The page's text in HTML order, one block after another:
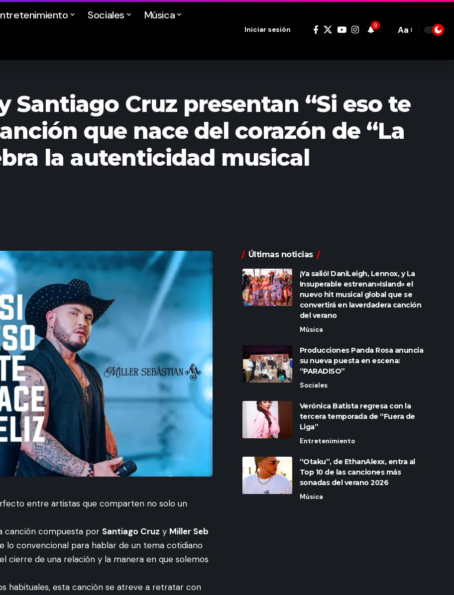
Sociales Música
Iniciar sesión 9
Font
Aa
Santiago Cruz presentan “Si eso te
que nace del corazón de “La
la autenticidad musical
entre artistas que comparten no solo un
canción compuesta por Santiago Cruz y Miller Seb
lo convencional para hablar de un tema cotidiano
cierre de una relación y la manera en que solemos
habituales, esta canción se atreve a retratar con
Últimas noticias
¡Ya salió! DaniLeigh, Lennox, y La
Insuperable estrenan»Island» el
nuevo hit musical global que se
convertirá en laverdadera canción
del verano
Música
Producciones Panda Rosa anuncia
su nueva puesta en escena:
“PARADISO”
Sociales
Verónica Batista regresa con la
tercera temporada de “Fuera de
Liga”
Entretenimiento
“Otaku”, de EthanAlexx, entra al
Top 10 de las canciones más
sonadas del verano 2026
Música